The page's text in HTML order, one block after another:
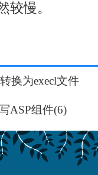
较慢。
换为execl文件
ASP组件(6)